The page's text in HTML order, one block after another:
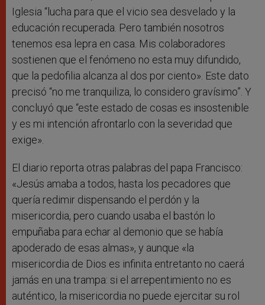
Iglesia “lucha para que el vicio sea desvelado y la
educación recuperada. Pero también nosotros
tenemos esa lepra en casa. Mis colaboradores
sostienen que el fenómeno no esta muy difundido,
que la pedofilia alcanza al dos por ciento». Este dato
precisó “no me tranquiliza, lo considero gravísimo”. Y
concluyó que “este estado de cosas es insostenible
y es mi intención afrontarlo con la severidad que
exige».
El diario reporta otras palabras del papa Francisco:
«Jesús amaba a todos, hasta los pecadores que
quería redimir dispensando el perdón y la
misericordia, pero cuando usaba el bastón lo
empuñaba para echar al demonio que se había
apoderado de esas almas», y aunque «la
misericordia de Dios es infinita entretanto no caerá
jamás en una trampa: si el arrepentimiento no es
auténtico, la misericordia no puede ejercitar su rol